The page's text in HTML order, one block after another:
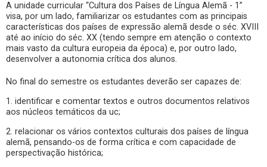
A unidade curricular “Cultura dos Países de Língua Alemã - 1”
visa, por um lado, familiarizar os estudantes com as principais
características dos países de expressão alemã desde o séc. XVIII
até ao início do séc. XX (tendo sempre em atenção o contexto
mais vasto da cultura europeia da época) e, por outro lado,
desenvolver a autonomia crítica dos alunos.
No final do semestre os estudantes deverão ser capazes de:
1. identificar e comentar textos e outros documentos relativos
aos núcleos temáticos da uc;
2. relacionar os vários contextos culturais dos países de língua
alemã, pensando-os de forma crítica e com capacidade de
perspectivação histórica;